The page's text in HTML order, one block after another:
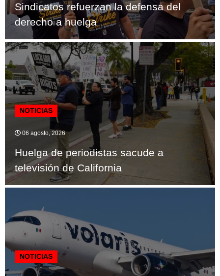
Sindicatos refuerzan la defensa del
derecho a huelga
NOTICIAS
06 agosto, 2026
Huelga de periodistas sacude a
televisión de California
NOTICIAS